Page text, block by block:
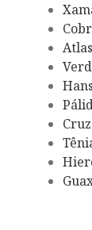
Atlas
Cruz